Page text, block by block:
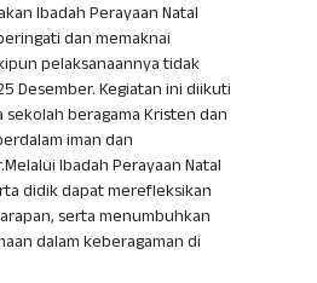
Ibadah Perayaan Natal
dan memaknai
pelaksanaannya tidak
Desember. Kegiatan ini diikuti
beragama Kristen dan
iman dan
Ibadah Perayaan Natal
didik dapat merefleksikan
serta menumbuhkan
dalam keberagaman di